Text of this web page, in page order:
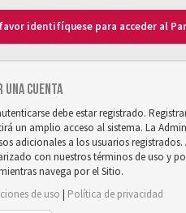
identifíquese para acceder al
una cuenta
debe estar registrado.
un amplio acceso al sistema. La
adicionales a los usuarios registrados.
con nuestros términos de uso y
navega por el Sitio.
de uso | Política de privacidad